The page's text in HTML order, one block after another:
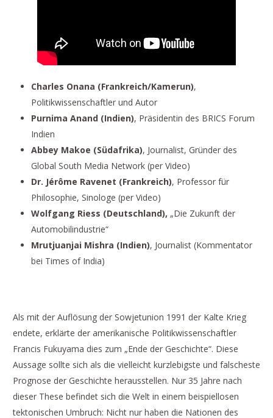
Charles Onana (Frankreich/Kamerun),
Politikwissenschaftler und Autor
Purnima Anand (Indien), Präsidentin des BRICS Forum
Indien
Abbey Makoe (Südafrika), Journalist, Gründer des
Global South Media Network (per Video)
Dr. Jérôme Ravenet (Frankreich), Professor für
Philosophie, Sinologe (per Video)
Wolfgang Riess (Deutschland), „Die Zukunft der
Automobilindustrie“
Mrutjuanjai Mishra (Indien), Journalist (Kommentator
bei Times of India)
Als mit der Auflösung der Sowjetunion 1991 der Kalte Krieg
endete, erklärte der amerikanische Politikwissenschaftler
Francis Fukuyama dies zum „Ende der Geschichte“. Diese
Aussage sollte sich als die vielleicht kurzlebigste und falscheste
Prognose der Geschichte herausstellen. Nur 35 Jahre nach
dieser These befindet sich die Welt in einem beispiellosen
tektonischen Umbruch: Nicht nur haben die Nationen des